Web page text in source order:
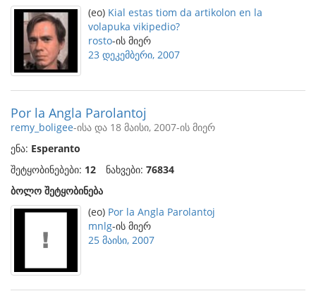
(eo) Kial estas tiom da artikolon en la
volapuka vikipedio?
rosto-ის მიერ
23 დეკემბერი, 2007
Por la Angla Parolantoj
remy_boligee-ისა და 18 მაისი, 2007-ის მიერ
ენა: Esperanto
შეტყობინებები: 12 ნახვები: 76834
ბოლო შეტყობინება
(eo) Por la Angla Parolantoj
mnlg-ის მიერ
25 მაისი, 2007